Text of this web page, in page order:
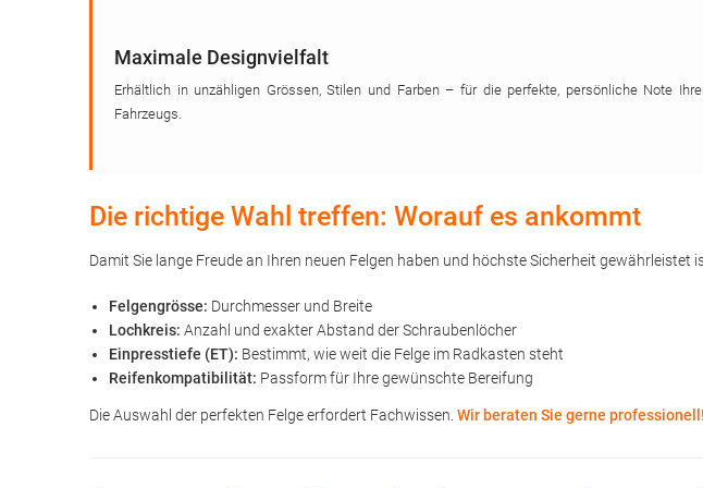
Maximale Designvielfalt
Erhältlich in unzähligen Grössen, Stilen und Farben – für die perfekte, persönliche Note
Fahrzeugs.
Die richtige Wahl treffen: Worauf es ankommt
Damit Sie lange Freude an Ihren neuen Felgen haben und höchste Sicherheit
Felgengrösse: Durchmesser und Breite
Lochkreis: Anzahl und exakter Abstand der Schraubenlöcher
Einpresstiefe (ET): Bestimmt, wie weit die Felge im Radkasten steht
Reifenkompatibilität: Passform für Ihre gewünschte Bereifung
Die Auswahl der perfekten Felge erfordert Fachwissen. Wir beraten Sie gerne professionell!